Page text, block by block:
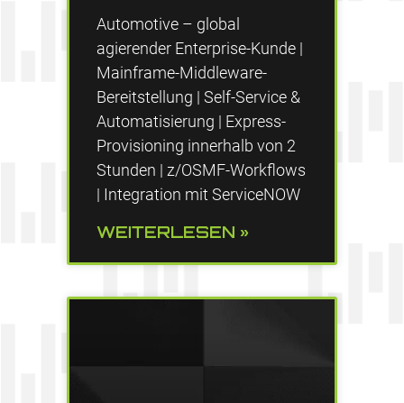
Automotive – global
agierender Enterprise-Kunde |
Mainframe-Middleware-
Bereitstellung | Self-Service &
Automatisierung | Express-
Provisioning innerhalb von 2
Stunden | z/OSMF-Workflows
| Integration mit ServiceNOW
WEITERLESEN »